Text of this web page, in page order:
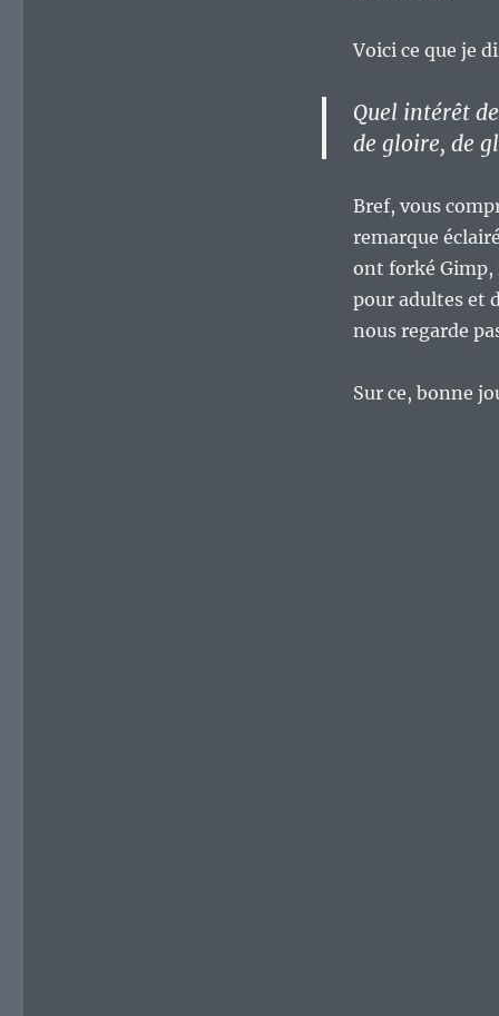
Voici ce que je
Quel intérêt
de gloire, de
Bref, vous
remarque
ont forké Gimp,
pour adultes et
nous regarde
Sur ce, bonne